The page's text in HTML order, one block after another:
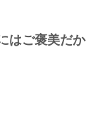
はご褒美だか